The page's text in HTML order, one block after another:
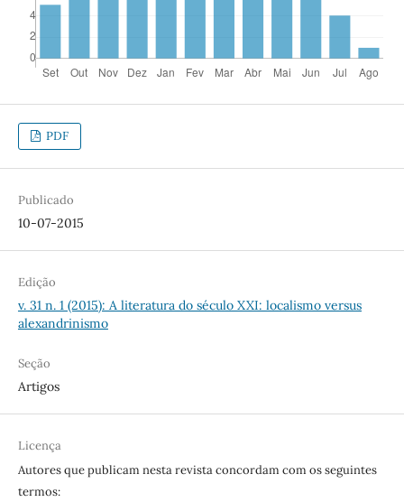
PDF
Publicado
10-07-2015
Edição
v. 31 n. 1 (2015): A literatura do século XXI: localismo versus
alexandrinismo
Seção
Artigos
Licença
Autores que publicam nesta revista concordam com os seguintes
termos: